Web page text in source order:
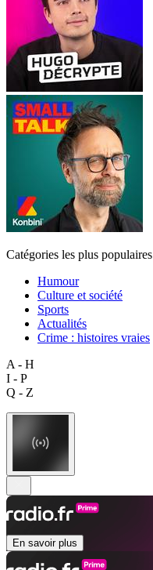
Catégories les plus populaires
Humour
Culture et société
Sports
Actualités
Crime : histoires vraies
A - H
I - P
Q - Z
En savoir plus